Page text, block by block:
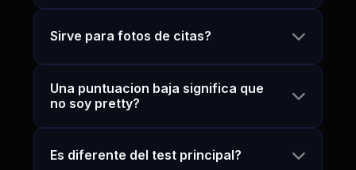
Sirve para fotos de citas?
Una puntuacion baja significa que
no soy pretty?
Es diferente del test principal?